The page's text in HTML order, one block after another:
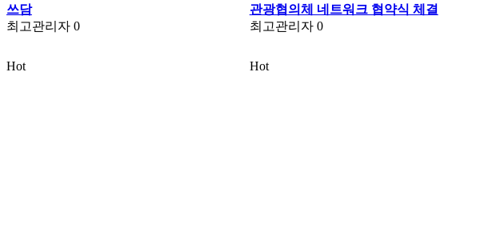
쓰담
최고관리자 0
관광협의체 네트워크 협약식 체결
최고관리자 0
Hot Hot